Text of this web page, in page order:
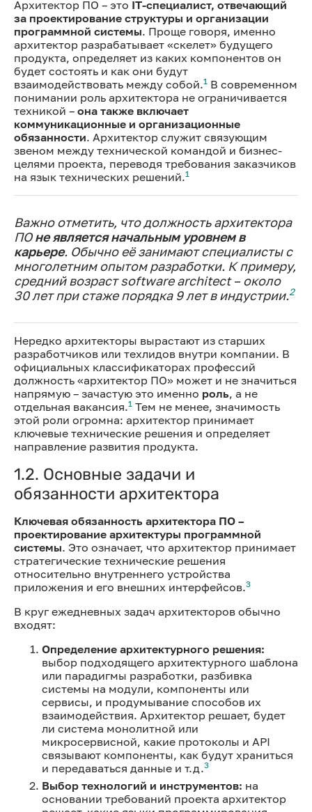
Архитектор ПО – это IT-специалист, отвечающий
за проектирование структуры и организации
программной системы. Проще говоря, именно
архитектор разрабатывает «скелет» будущего
продукта, определяет из каких компонентов он
будет состоять и как они будут
взаимодействовать между собой.1 В современном
понимании роль архитектора не ограничивается
техникой – она также включает
коммуникационные и организационные
обязанности. Архитектор служит связующим
звеном между технической командой и бизнес-
целями проекта, переводя требования заказчиков
на язык технических решений.1
Важно отметить, что должность архитектора
ПОне является начальным уровнем в
карьере. Обычно её занимают специалисты с
многолетним опытом разработки. К примеру,
средний возраст software architect – около
30 лет при стаже порядка 9 лет в индустрии.2
Нередко архитекторы вырастают из старших
разработчиков или техлидов внутри компании. В
официальных классификаторах профессий
должность «архитектор ПО» может и не значиться
напрямую – зачастую это именно роль, а не
отдельная вакансия.1 Тем не менее, значимость
этой роли огромна: архитектор принимает
ключевые технические решения и определяет
направление развития продукта.
1.2. Основные задачи и
обязанности архитектора
Ключевая обязанность архитектора ПО –
проектирование архитектуры программной
системы. Это означает, что архитектор принимает
стратегические технические решения
относительно внутреннего устройства
приложения и его внешних интерфейсов.3
В круг ежедневных задач архитекторов обычно
входят:
Определение архитектурного решения:
выбор подходящего архитектурного шаблона
или парадигмы разработки, разбивка
системы на модули, компоненты или
сервисы, и продумывание способов их
взаимодействия. Архитектор решает, будет
ли система монолитной или
микросервисной, какие протоколы и API
связывают компоненты, как будут храниться
и передаваться данные и т.д.3
Выбор технологий и инструментов: на
основании требований проекта архитектор